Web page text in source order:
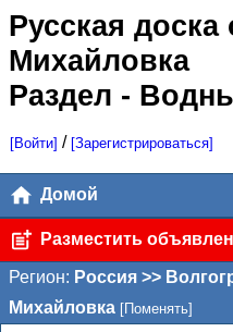
Русская
Михайловка
Раздел -
[Войти] / [Зарегистрироваться]
Домой
Разместить
Регион: Россия >>
Михайловка [Поменять]